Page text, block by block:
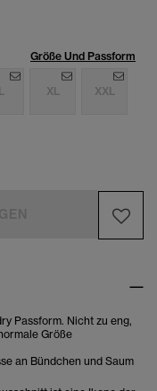
Größe Und Passform
L XL XXL
Passform. Nicht zu eng,
Größe
an Bündchen und Saum